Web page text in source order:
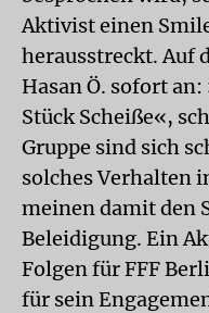
Aktivist einen
herausstreckt. Auf
Hasan Ö. sofort
Stück Scheiße«,
Gruppe sind sich
solches Verhalten
meinen damit den
Beleidigung. Ein
Folgen für FFF
für sein